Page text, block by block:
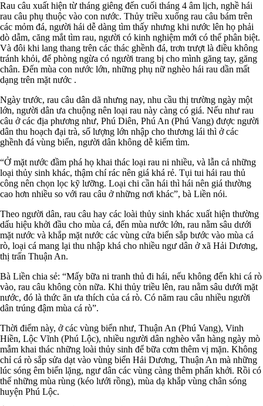
Rau câu xuất hiện từ tháng giêng đến cuối tháng 4 âm lịch, nghề hái
rau câu phụ thuộc vào con nước. Thủy triều xuống rau câu bám trên
các mỏm đá, người hái dễ dàng tìm thấy nhưng khi nước lên họ phải
dò dẫm, căng mắt tìm rau, người có kinh nghiệm mới có thể phân biệt.
Và đôi khi lang thang trên các thác ghềnh đá, trơn trượt là điều không
tránh khỏi, để phòng ngừa có người trang bị cho mình găng tay, găng
chân. Đến mùa con nước lớn, những phụ nữ nghèo hái rau dần mất
dạng trên mặt nước .
Ngày trước, rau câu dân dã nhưng nay, nhu cầu thị trường ngày một
lớn, người dân ưa chuộng nên loại rau này càng có giá. Nếu như rau
câu ở các địa phương như, Phú Diên, Phú An (Phú Vang) được người
dân thu hoạch đại trà, số lượng lớn nhập cho thương lái thì ở các
ghềnh đá vùng biển, người dân không dễ kiếm tìm.
“Ở mặt nước đầm phá họ khai thác loại rau ni nhiều, và lẫn cả những
loại thủy sinh khác, thậm chí rác nên giá khá rẻ. Tụi tui hái rau thủ
công nên chọn lọc kỹ lưỡng. Loại chi cần hái thì hái nên giá thường
cao hơn nhiều so với rau câu ở những nơi khác”, bà Liền nói.
Theo người dân, rau câu hay các loài thủy sinh khác xuất hiện thường
dấu hiệu khởi đầu cho mùa cá, đến mùa nước lớn, rau nằm sâu dưới
mặt nước và khắp mặt nước các vùng cửa biển sắp bước vào mùa cá
rò, loại cá mang lại thu nhập khá cho nhiều ngư dân ở xã Hải Dương,
thị trấn Thuận An.
Bà Liền chia sẻ: “Mấy bữa ni tranh thủ đi hái, nếu không đến khi cá rò
vào, rau câu không còn nữa. Khi thủy triều lên, rau nằm sâu dưới mặt
nước, đó là thức ăn ưa thích của cá rò. Có năm rau câu nhiều người
dân trúng đậm mùa cá rò”.
Thời điểm này, ở các vùng biển như, Thuận An (Phú Vang), Vinh
Hiền, Lộc Vĩnh (Phú Lộc), nhiều người dân nghèo vẫn hàng ngày mò
mẫm khai thác những loài thủy sinh để bữa cơm thêm vị mặn. Không
chỉ cá rò sắp sửa dạt vào vùng biển Hải Dương, Thuận An mà những
lúc sóng êm biển lặng, ngư dân các vùng càng thêm phấn khởi. Rồi có
thế những mùa rùng (kéo lưới rồng), mùa dạ khắp vùng chân sóng
huyện Phú Lộc.